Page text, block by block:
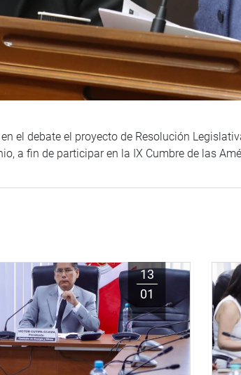
el debate el proyecto de Resolución
a fin de participar en la IX Cumbre de las
13
01